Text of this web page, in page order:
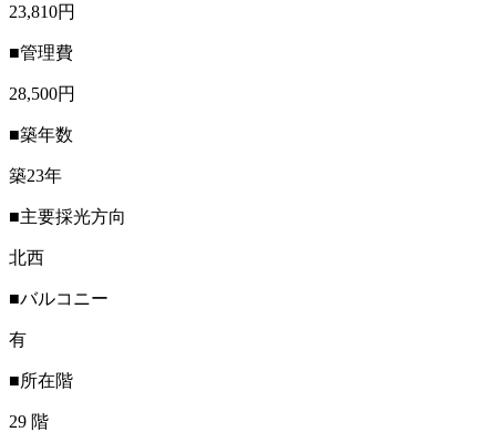
23,810円
■管理費
28,500円
■築年数
築23年
■主要採光方向
北西
■バルコニー
有
■所在階
29 階